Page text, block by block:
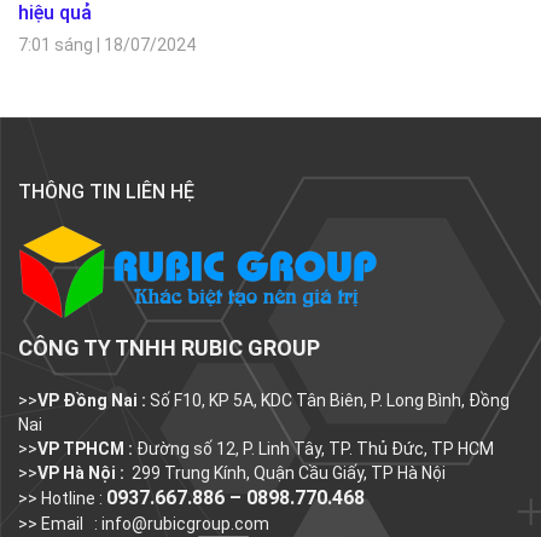
hiệu quả
7:01 sáng 18/07/2024
THÔNG TIN LIÊN HỆ
CÔNG TY TNHH RUBIC GROUP
>>VP Đồng Nai : Số F10, KP 5A, KDC Tân Biên, P. Long Bình, Đồng
Nai
>>VP TPHCM : Đường số 12, P. Linh Tây, TP. Thủ Đức, TP HCM
>>VP Hà Nội : 299 Trung Kính, Quận Cầu Giấy, TP Hà Nội
>> Hotline : 0937.667.886 – 0898.770.468
>> Email : info@rubicgroup.com